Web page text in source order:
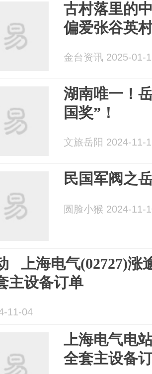
古村落里的
偏爱张谷英
金台资讯 2025-01-
湖南唯一！
国奖”！
文旅岳阳 2024-11-
民国军阀之
圆脸小猴 2024-11-
上海电气(02727)涨
主设备订单
11-04
上海电气电
全套主设备